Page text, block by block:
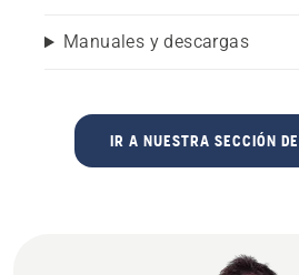
Manuales y descargas
IR A NUESTRA SECCIÓN